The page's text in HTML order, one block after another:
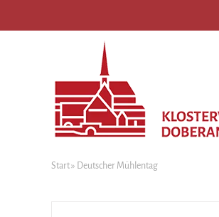
Start» Deutscher Mühlentag